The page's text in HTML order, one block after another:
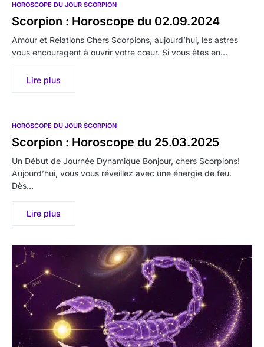
HOROSCOPE DU JOUR SCORPION
Scorpion : Horoscope du 02.09.2024
Amour et Relations Chers Scorpions, aujourd’hui, les astres
vous encouragent à ouvrir votre cœur. Si vous êtes en…
Lire plus
HOROSCOPE DU JOUR SCORPION
Scorpion : Horoscope du 25.03.2025
Un Début de Journée Dynamique Bonjour, chers Scorpions!
Aujourd’hui, vous vous réveillez avec une énergie de feu.
Dès…
Lire plus